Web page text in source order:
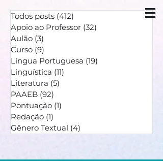
Todos posts (412)
Apoio ao Professor (32)
Aulão (3)
Curso (9)
Língua Portuguesa (19)
Linguística (11)
Literatura (5)
PAAEB (92)
Pontuação (1)
Redação (1)
Gênero Textual (4)